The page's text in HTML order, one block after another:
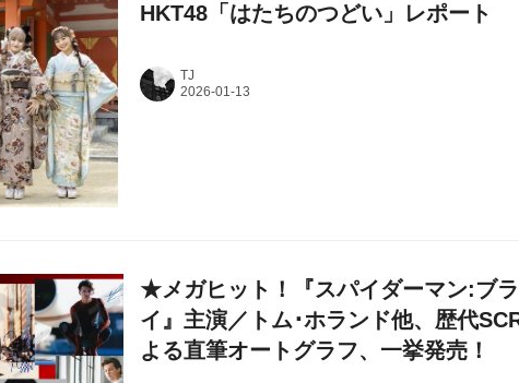
HKT48「はたちのつどい」レポート
TJ
★メガヒット！『スパイダーマン:ブ
イ』主演／トム･ホランド他、歴代
よる直筆オートグラフ、一挙発売！